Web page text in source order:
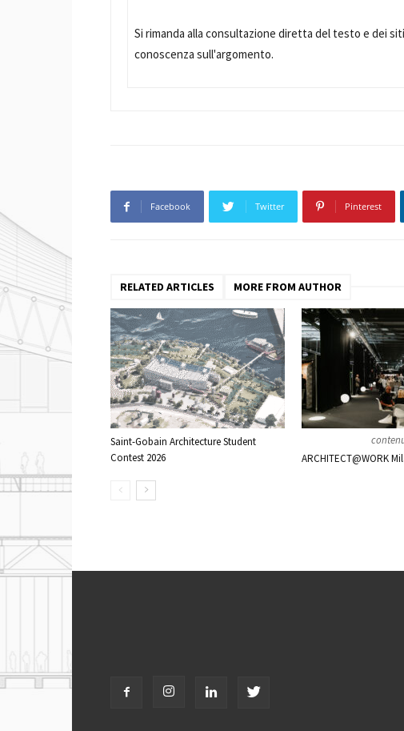
Si rimanda alla consultazione diretta del testo e dei
conoscenza sull'argomento.
Facebook Twitter Pinterest
RELATED ARTICLES MORE FROM AUTHOR
Saint-Gobain Architecture Student
Contest 2026
ARCHITECT@WORK